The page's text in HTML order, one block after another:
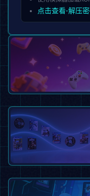
点击查看-解压
不限次数、全集下
开通会
游戏
包含上百套主机掌